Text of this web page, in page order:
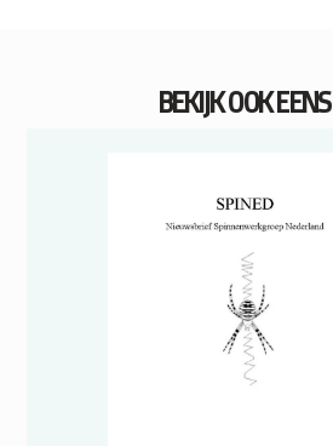
BEKIJK OOK EENS